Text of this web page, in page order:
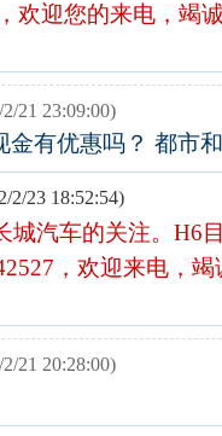
欢迎您的来电，竭
21 23:09:00)
有优惠吗？ 都市
2/23 18:52:54)
城汽车的关注。H6
，欢迎来电，
21 20:28:00)